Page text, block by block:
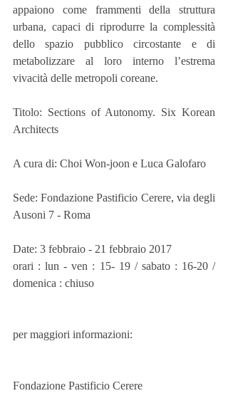
appaiono come frammenti della struttura
urbana, capaci di riprodurre la complessità
dello spazio pubblico circostante e di
metabolizzare al loro interno l’estrema
vivacità delle metropoli coreane.
Titolo: Sections of Autonomy. Six Korean
Architects
A cura di: Choi Won-joon e Luca Galofaro
Sede: Fondazione Pastificio Cerere, via degli
Ausoni 7 - Roma
Date: 3 febbraio - 21 febbraio 2017
orari : lun - ven : 15- 19 / sabato : 16-20 /
domenica : chiuso
per maggiori informazioni:
Fondazione Pastificio Cerere